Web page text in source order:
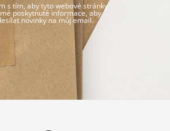
s tím, aby tyto webové stránky
poskytnuté informace, aby
novinky na můj email.